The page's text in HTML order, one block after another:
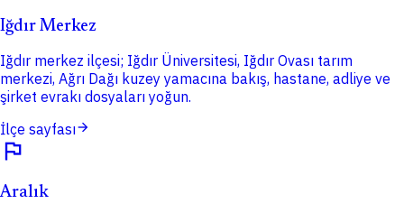
Iğdır Merkez
Iğdır merkez ilçesi; Iğdır Üniversitesi, Iğdır Ovası tarım
merkezi, Ağrı Dağı kuzey yamacına bakış, hastane, adliye ve
şirket evrakı dosyaları yoğun.
İlçe sayfasıarrow_forward
flag
Aralık